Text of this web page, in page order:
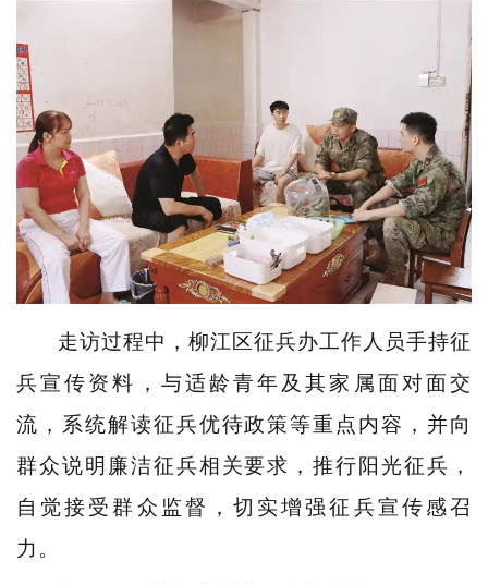
走访过程中，柳江区征兵办工作人员手持征
兵宣传资料，与适龄青年及其家属面对面交
流，系统解读征兵优待政策等重点内容，并向
群众说明廉洁征兵相关要求，推行阳光征兵，
自觉接受群众监督，切实增强征兵宣传感召
力。